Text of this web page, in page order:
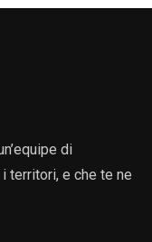
di
territori, e che te ne